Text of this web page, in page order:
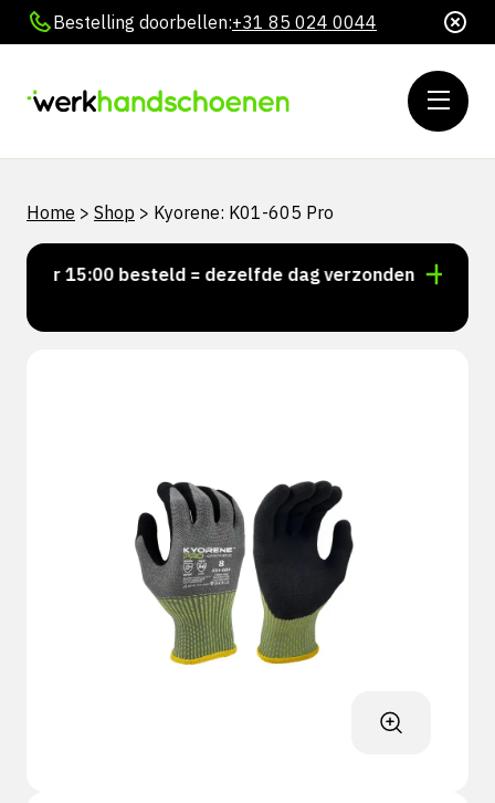
Bestelling doorbellen:+31 85 024 0044
Home > Shop > Kyorene: K01-605 Pro
15:00 besteld = dezelfde dag verzonden